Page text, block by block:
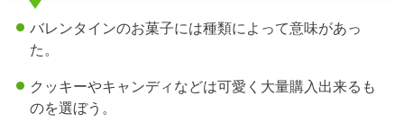
バレンタインのお菓子には種類によって意味があっ
た。
クッキーやキャンディなどは可愛く大量購入出来るも
のを選ぼう。